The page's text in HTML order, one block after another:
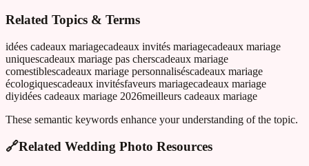
Related Topics & Terms
idées cadeaux mariagecadeaux invités mariagecadeaux mariage
uniquescadeaux mariage pas cherscadeaux mariage
comestiblescadeaux mariage personnaliséscadeaux mariage
écologiquescadeaux invitésfaveurs mariagecadeaux mariage
diyidées cadeaux mariage 2026meilleurs cadeaux mariage
These semantic keywords enhance your understanding of the topic.
🔗Related Wedding Photo Resources